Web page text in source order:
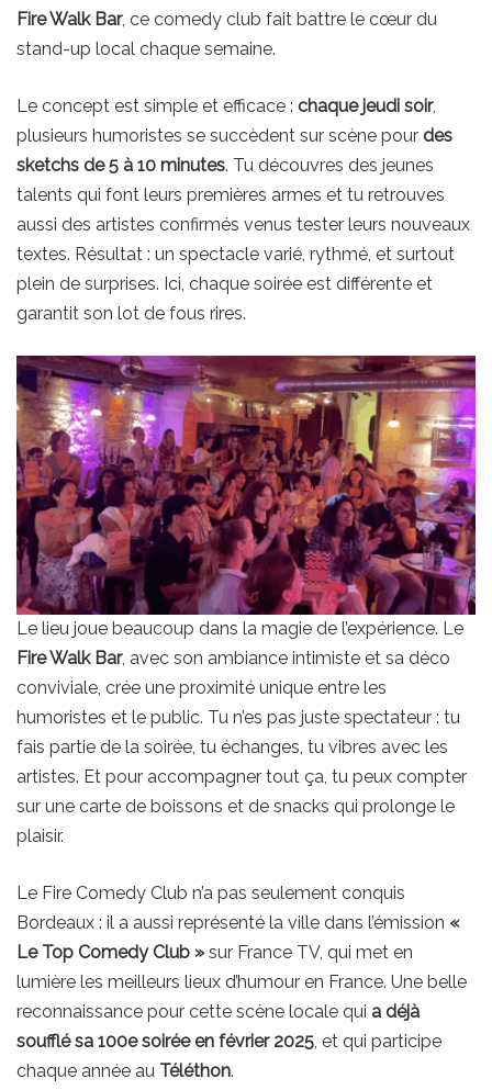
Fire Walk Bar, ce comedy club fait battre le cœur du
stand-up local chaque semaine.
Le concept est simple et efficace : chaque jeudi soir,
plusieurs humoristes se succèdent sur scène pour des
sketchs de 5 à 10 minutes. Tu découvres des jeunes
talents qui font leurs premières armes et tu retrouves
aussi des artistes confirmés venus tester leurs nouveaux
textes. Résultat : un spectacle varié, rythmé, et surtout
plein de surprises. Ici, chaque soirée est différente et
garantit son lot de fous rires.
Le lieu joue beaucoup dans la magie de l’expérience. Le
Fire Walk Bar, avec son ambiance intimiste et sa déco
conviviale, crée une proximité unique entre les
humoristes et le public. Tu n’es pas juste spectateur : tu
fais partie de la soirée, tu échanges, tu vibres avec les
artistes. Et pour accompagner tout ça, tu peux compter
sur une carte de boissons et de snacks qui prolonge le
plaisir.
Le Fire Comedy Club n’a pas seulement conquis
Bordeaux : il a aussi représenté la ville dans l’émission «
Le Top Comedy Club »sur France TV, qui met en
lumière les meilleurs lieux d’humour en France. Une belle
reconnaissance pour cette scène locale qui a déjà
soufflé sa 100e soirée en février 2025, et qui participe
chaque année au Téléthon.